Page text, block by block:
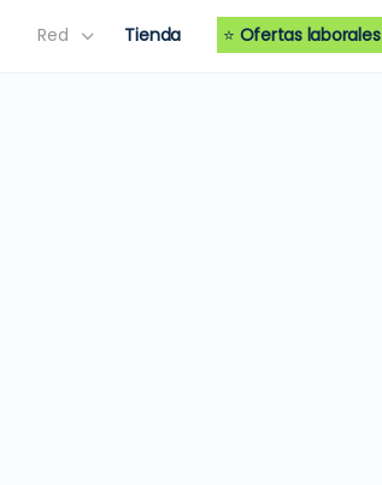
Red Tienda ⭐ Ofertas laborales